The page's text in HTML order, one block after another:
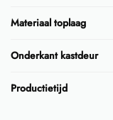
Materiaal toplaag
Onderkant kastdeur
Productietijd